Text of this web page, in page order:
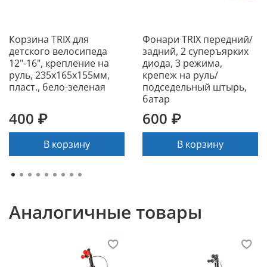
Корзина TRIX для
детского велосипеда
12"-16", крепление на
руль, 235x165x155мм,
пласт., бело-зеленая
400 ₽
В корзину
Фонари TRIX передний/
задний, 2 суперъярких
диода, 3 режима,
крепеж на руль/
подседельный штырь,
батар
600 ₽
В корзину
Аналогичные товары